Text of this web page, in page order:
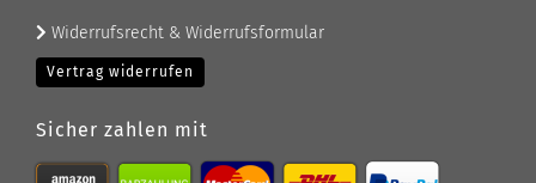
Widerrufsrecht & Widerrufsformular
Vertrag widerrufen
Sicher zahlen mit